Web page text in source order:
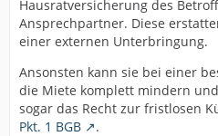
Hausratversicherung des
Ansprechpartner. Diese
einer externen Unterbringung.
Ansonsten kann sie bei einer
die Miete komplett mindern
sogar das Recht zur fristlosen
Pkt. 1 BGB
.